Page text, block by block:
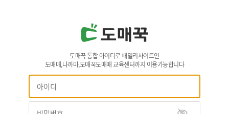
도매꾹 통합 아이디로 패밀리사이트인
도매매,나까마,도매꾹도매매 교육센터까지 이용가능합니다